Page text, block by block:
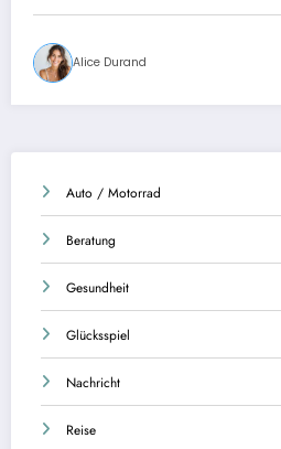
Alice Durand
Auto / Motorrad
Beratung
Gesundheit
Glücksspiel
Nachricht
Reise